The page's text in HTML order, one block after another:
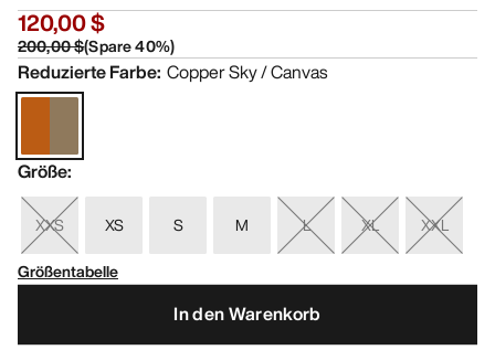
120,00 $
200,00 $(Spare40%)
Reduzierte Farbe: Copper Sky / Canvas
Größe:
XXS XS S M L XL
XXL
Größentabelle
In den Warenkorb